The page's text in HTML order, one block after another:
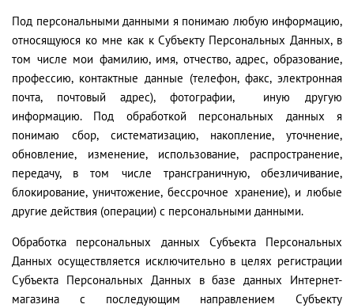
Под персональными данными я понимаю любую информацию,
относящуюся ко мне как к Субъекту Персональных Данных, в
том числе мои фамилию, имя, отчество, адрес, образование,
профессию, контактные данные (телефон, факс, электронная
почта, почтовый адрес), фотографии, иную другую
информацию. Под обработкой персональных данных я
понимаю сбор, систематизацию, накопление, уточнение,
обновление, изменение, использование, распространение,
передачу, в том числе трансграничную, обезличивание,
блокирование, уничтожение, бессрочное хранение), и любые
другие действия (операции) с персональными данными.
Обработка персональных данных Субъекта Персональных
Данных осуществляется исключительно в целях регистрации
Субъекта Персональных Данных в базе данных Интернет-
магазина с последующим направлением Субъекту